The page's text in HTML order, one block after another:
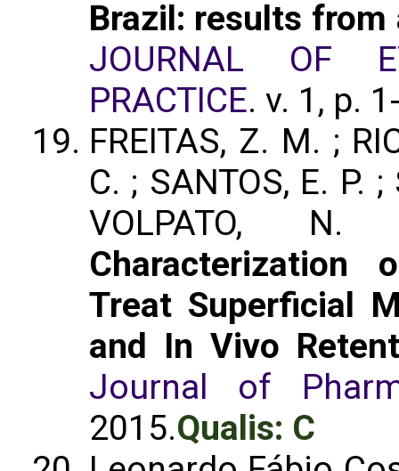
Brazil: results
JOURNAL OF
PRACTICE. v. 1, p.
FREITAS, Z. M. ;
C. ; SANTOS, E. P.
VOLPATO,
Characterization
Treat Superficial
and In Vivo
Journal of
2015.Qualis: C